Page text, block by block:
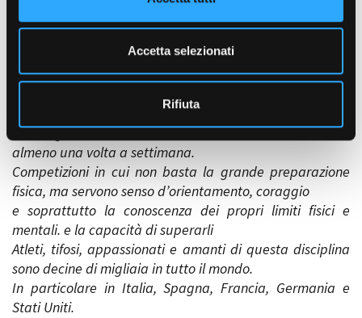
Accetta selezionati
Rifiuta
percorsi estenuanti lungo sentieri di alta montagna,
nella neve o attraverso le sabbie dei deserti
nordafricani. Si corre di giorno e di notte, alla sola luce
di una torcia (simile a quella che hanno sull’elmetto i
si preparano con massacranti sessioni di allenamento.
Tutti i giorni due ore di corsa e otto ore consecutive
almeno una volta a settimana.
Competizioni in cui non basta la grande preparazione
fisica, ma servono senso d’orientamento, coraggio
e soprattutto la conoscenza dei propri limiti fisici e
mentali. e la capacità di superarli
Atleti, tifosi, appassionati e amanti di questa disciplina
sono decine di migliaia in tutto il mondo.
In particolare in Italia, Spagna, Francia, Germania e
Stati Uniti.